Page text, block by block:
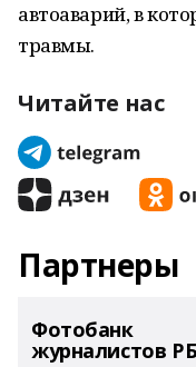
автоаварий, в
травмы.
Читайте нас
Партнеры
Фотобанк
журналистов РБ